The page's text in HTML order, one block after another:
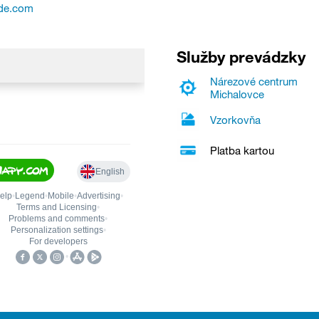
Služby prevádzky
Nárezové centrum
Michalovce
Vzorkovňa
Platba kartou